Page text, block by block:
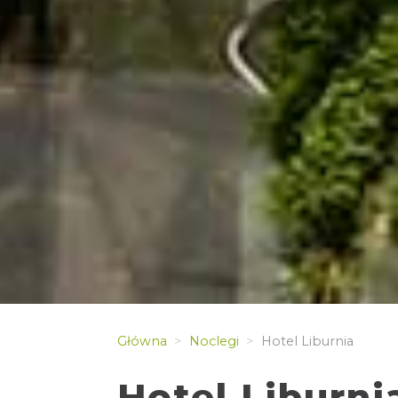
Główna Noclegi Hotel Liburnia